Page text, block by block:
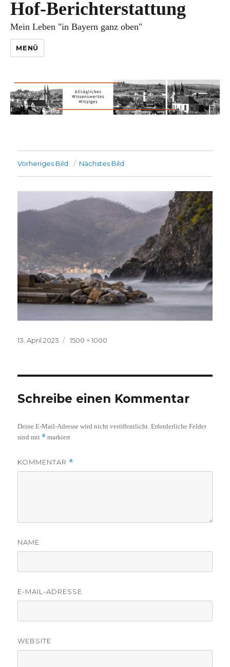
Hof-Berichterstattung
Mein Leben "in Bayern ganz oben"
MENÜ
Vorheriges Bild Nächstes Bild
Veröffentlicht
13. April 2023
Volle
1500 × 1000
Schreibe einen Kommentar
Deine E-Mail-Adresse wird nicht veröffentlicht. Erforderliche Felder
sind mit * markiert
KOMMENTAR *
NAME
E-MAIL-ADRESSE
WEBSITE